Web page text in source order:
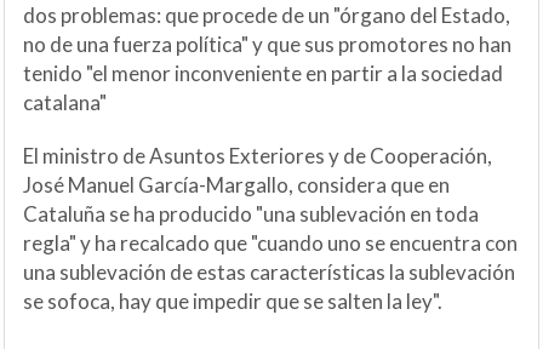
dos problemas: que procede de un "órgano del Estado,
no de una fuerza política" y que sus promotores no han
tenido "el menor inconveniente en partir a la sociedad
catalana"
El ministro de Asuntos Exteriores y de Cooperación,
José Manuel García-Margallo, considera que en
Cataluña se ha producido "una sublevación en toda
regla" y ha recalcado que "cuando uno se encuentra con
una sublevación de estas características la sublevación
se sofoca, hay que impedir que se salten la ley".